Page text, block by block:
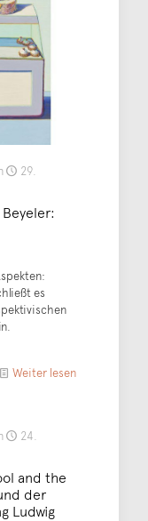
29.
es
Weiter lesen
24.
and the
der
Ludwig